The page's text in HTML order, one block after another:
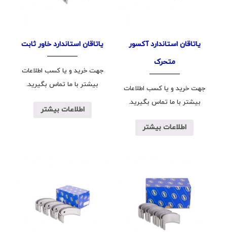
یاتاقان استاندارد آکسور
متحرک
جهت خرید و یا کسب اطلاعات
بیشتر با ما تماس بگیرید.
اطلاعات بیشتر
یاتاقان استاندارد خاور ثابت
جهت خرید و یا کسب اطلاعات
بیشتر با ما تماس بگیرید.
اطلاعات بیشتر